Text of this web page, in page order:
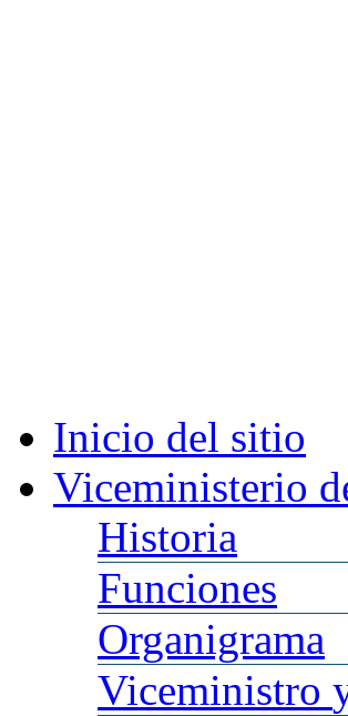
Inicio del sitio
Viceministerio
Historia
Funciones
Organigrama
Viceministro